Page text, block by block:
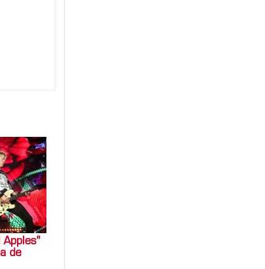
Apples"
de